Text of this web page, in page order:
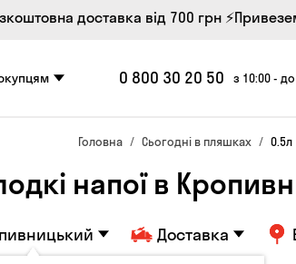
доставка від 700 грн
0 800 30 20 50 з 10:00 -
Головна Сьогодні в пляшках 0.5л
напої в
Доставка